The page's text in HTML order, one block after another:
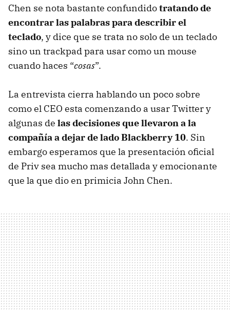
Chen se nota bastante confundidotratando de
encontrar las palabras para describir el
teclado, y dice que se trata no solo de un teclado
sino un trackpad para usar como un mouse
cuando haces “cosas”.
La entrevista cierra hablando un poco sobre
como el CEO esta comenzando a usar Twitter y
algunas de las decisiones que llevaron a la
compañía a dejar de lado Blackberry 10. Sin
embargo esperamos que la presentación oficial
de Priv sea mucho mas detallada y emocionante
que la que dio en primicia John Chen.